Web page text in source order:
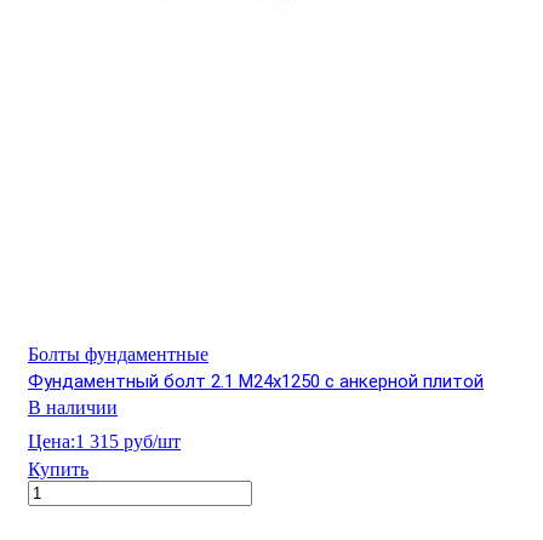
Болты фундаментные
Фундаментный болт 2.1 М24х1250 с анкерной плитой
В наличии
Цена:1 315 руб/шт
Купить